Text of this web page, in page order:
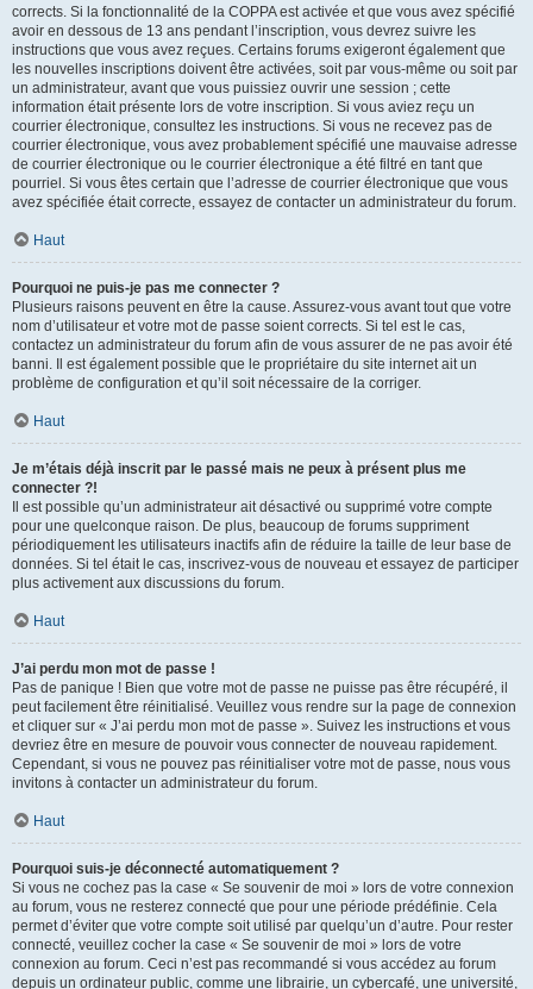
corrects. Si la fonctionnalité de la COPPA est activée et que vous avez spécifié
avoir en dessous de 13 ans pendant l’inscription, vous devrez suivre les
instructions que vous avez reçues. Certains forums exigeront également que
les nouvelles inscriptions doivent être activées, soit par vous-même ou soit par
un administrateur, avant que vous puissiez ouvrir une session ; cette
information était présente lors de votre inscription. Si vous aviez reçu un
courrier électronique, consultez les instructions. Si vous ne recevez pas de
courrier électronique, vous avez probablement spécifié une mauvaise adresse
de courrier électronique ou le courrier électronique a été filtré en tant que
pourriel. Si vous êtes certain que l’adresse de courrier électronique que vous
avez spécifiée était correcte, essayez de contacter un administrateur du forum.
Haut
Pourquoi ne puis-je pas me connecter ?
Plusieurs raisons peuvent en être la cause. Assurez-vous avant tout que votre
nom d’utilisateur et votre mot de passe soient corrects. Si tel est le cas,
contactez un administrateur du forum afin de vous assurer de ne pas avoir été
banni. Il est également possible que le propriétaire du site internet ait un
problème de configuration et qu’il soit nécessaire de la corriger.
Haut
Je m’étais déjà inscrit par le passé mais ne peux à présent plus me
connecter ?!
Il est possible qu’un administrateur ait désactivé ou supprimé votre compte
pour une quelconque raison. De plus, beaucoup de forums suppriment
périodiquement les utilisateurs inactifs afin de réduire la taille de leur base de
données. Si tel était le cas, inscrivez-vous de nouveau et essayez de participer
plus activement aux discussions du forum.
Haut
J’ai perdu mon mot de passe !
Pas de panique ! Bien que votre mot de passe ne puisse pas être récupéré, il
peut facilement être réinitialisé. Veuillez vous rendre sur la page de connexion
et cliquer sur « J’ai perdu mon mot de passe ». Suivez les instructions et vous
devriez être en mesure de pouvoir vous connecter de nouveau rapidement.
Cependant, si vous ne pouvez pas réinitialiser votre mot de passe, nous vous
invitons à contacter un administrateur du forum.
Haut
Pourquoi suis-je déconnecté automatiquement ?
Si vous ne cochez pas la case « Se souvenir de moi » lors de votre connexion
au forum, vous ne resterez connecté que pour une période prédéfinie. Cela
permet d’éviter que votre compte soit utilisé par quelqu’un d’autre. Pour rester
connecté, veuillez cocher la case « Se souvenir de moi » lors de votre
connexion au forum. Ceci n’est pas recommandé si vous accédez au forum
depuis un ordinateur public, comme une librairie, un cybercafé, une université,